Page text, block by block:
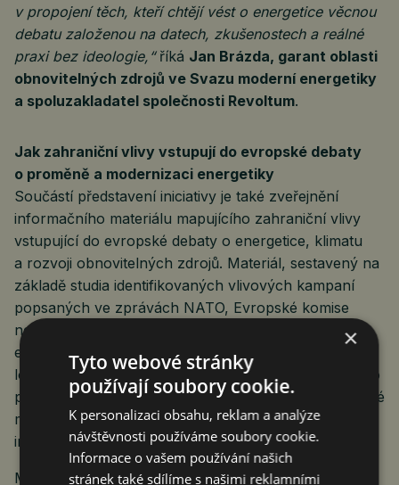
v propojení těch, kteří chtějí vést o energetice věcnou
debatu založenou na datech, zkušenostech a reálné
praxi bez ideologie,“ říká Jan Brázda, garant oblasti
obnovitelných zdrojů ve Svazu moderní energetiky
a spoluzakladatel společnosti Revoltum.
Jak zahraniční vlivy vstupují do evropské debaty
o proměně a modernizaci energetiky
Součástí představení iniciativy je také zveřejnění
informačního materiálu mapujícího zahraniční vlivy
vstupující do evropské debaty o energetice, klimatu
a rozvoji obnovitelných zdrojů. Materiál, sestavený na
základě studia identifikovaných vlivových kampaní
popsaných ve zprávách NATO, Evropské komise
nebo polské vlády, shrnuje zkušenosti z několika
evropských zemí a upozorňuje, že vedle legitimních
lokálních debat a obav obyvatel vstupují do veřejného
prostoru také organizované kampaně a narativy, které
mohou oslabovat důvěru veřejnosti v ověřené
informace a komplikovat modernizaci energetiky.
Materiál zároveň zdůrazňuje, že je důležité rozlišovat
×
Tyto webové stránky
používají soubory cookie.
K personalizaci obsahu, reklam a analýze
návštěvnosti používáme soubory cookie.
Informace o vašem používání našich
stránek také sdílíme s našimi reklamními